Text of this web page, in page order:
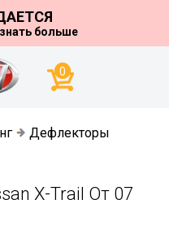
больше
0
Дефлекторы
X-Trail От 07